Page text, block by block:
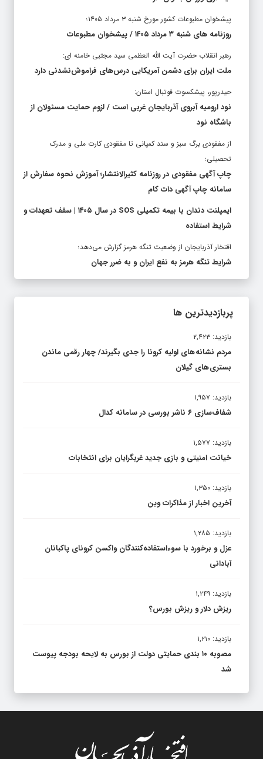
پیشخوان مطبوعات کشور مورخ شنبه ۳ مرداد ۱۴۰۵؛
روزنامه های شنبه ۳ مرداد ۱۴۰۵ / پیشخوان مطبوعات
رهبر انقلاب حضرت آیت الله العظمی سید مجتبی خامنه ای:
ملت ایران برای دشمن آمریکایی درس‌های فراموش‌نشدنی دارد
حیدرپور، پیشکسوت فوتبال استان:
نود ارومیه آبروی آذربایجان غربی است / لزوم حمایت مسئولان از
باشگاه نود
از مفقودی برگ سبز و سند کمپانی تا مفقودی کارت ملی و مدرک
تحصیلی؛
چاپ آگهی مفقودی در روزنامه کثیرالانتشار؛ آموزش نحوه سفارش از
سامانه چاپ آگهی دات کام
ایمپلنت دندان با بیمه تکمیلی SOS در سال ۱۴۰۵ | سقف تعهدات و
شرایط استفاده
افتخار آذربایجان از وضعیت تنگه هرمز گزارش می‌دهد؛
شرایط تنگه هرمز به نفع ایران و به ضرر جهان
پربازدیدترین ها
بازدید: ۲,۴۲۳
مردم نشانه های اولیه کرونا را جدی بگیرند/ چهار رقمی ماندن
بستری های گیلان
بازدید: ۱,۹۵۷
شفاف‌سازی ۶ ناشر بورسی در سامانه کدال
بازدید: ۱,۵۷۷
خیانت امنیتی و بازی جدید غربگرایان برای انتخابات
بازدید: ۱,۳۵۰
آخرین اخبار از مذاکرات وین
بازدید: ۱,۲۸۵
عزل و برخورد با سوءاستفاده‌کنندگان واکسن کرونای پاکبانان
آبادانی
بازدید: ۱,۲۴۹
ریزش دلار و ریزش بورس؟
بازدید: ۱,۲۱۰
مصوبه ۱۰ بندی حمایتی دولت از بورس به لایحه بودجه پیوست
شد